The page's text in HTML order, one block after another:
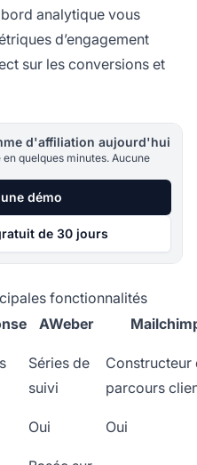
analytique vous
d’engagement
sur les conversions et
d'affiliation aujourd'hui
quelques minutes. Aucune
démo
de 30 jours
fonctionnalités
AWeber
Séries de
suivi
Constructeur
parcours
Oui Oui